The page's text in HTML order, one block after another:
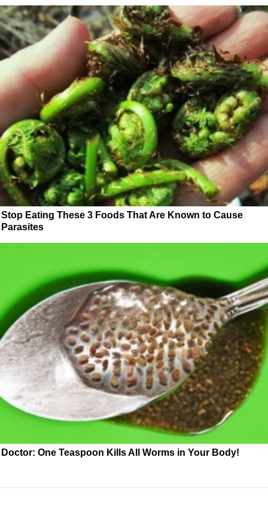
Stop Eating These 3 Foods That Are Known to Cause
Parasites
Doctor: One Teaspoon Kills All Worms in Your Body!